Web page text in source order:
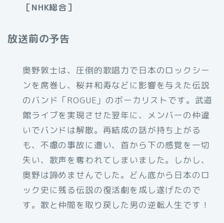
［NHK総合］
放送前の予告
奥野敦士は、圧倒的歌唱力で日本のロックシー
ンを席巻し、桜井和寿などに影響を与えた伝説
のバンド「ROGUE」のボーカリストです。武道
館ライブを実現させた翌年に、メンバーの仲違
いでバンドは解散。再結成の話が持ち上がる
も、不慮の事故に遭い、首から下の感覚を一切
失い、歌声を奪われてしまいました。しかし、
奥野は諦めませんでした。どん底から日本のロ
ック史に残る伝説の復活劇を成し遂げたので
す。歌と仲間を取り戻した男の逆転人生です！